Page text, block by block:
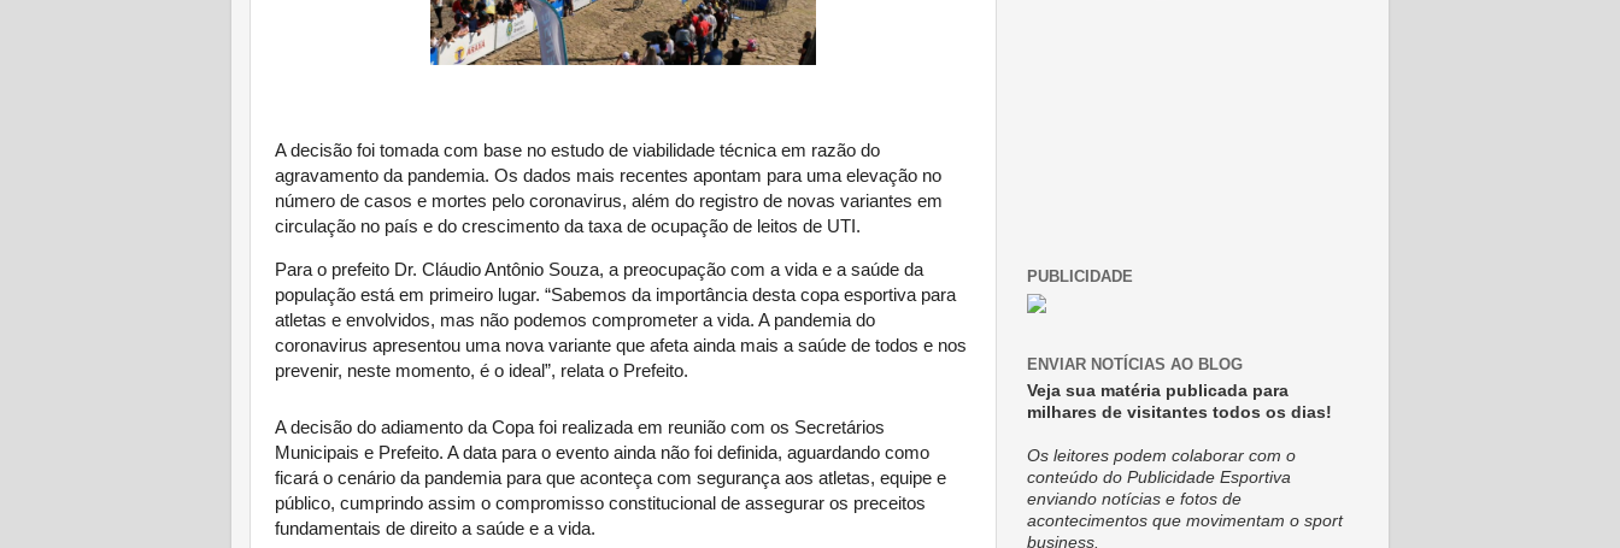
A decisão foi tomada com base no estudo de viabilidade técnica em razão do
agravamento da pandemia. Os dados mais recentes apontam para uma elevação no
número de casos e mortes pelo coronavirus, além do registro de novas variantes em
circulação no país e do crescimento da taxa de ocupação de leitos de UTI.
Para o prefeito Dr. Cláudio Antônio Souza, a preocupação com a vida e a saúde da
população está em primeiro lugar. “Sabemos da importância desta copa esportiva para
atletas e envolvidos, mas não podemos comprometer a vida. A pandemia do
coronavirus apresentou uma nova variante que afeta ainda mais a saúde de todos e nos
prevenir, neste momento, é o ideal”, relata o Prefeito.
A decisão do adiamento da Copa foi realizada em reunião com os Secretários
Municipais e Prefeito. A data para o evento ainda não foi definida, aguardando como
ficará o cenário da pandemia para que aconteça com segurança aos atletas, equipe e
público, cumprindo assim o compromisso constitucional de assegurar os preceitos
fundamentais de direito a saúde e a vida.
PUBLICIDADE
ENVIAR NOTÍCIAS AO BLOG
Veja sua matéria publicada para
milhares de visitantes todos os dias!
Os leitores podem colaborar com o
conteúdo do Publicidade Esportiva
enviando notícias e fotos de
acontecimentos que movimentam o sport
business.